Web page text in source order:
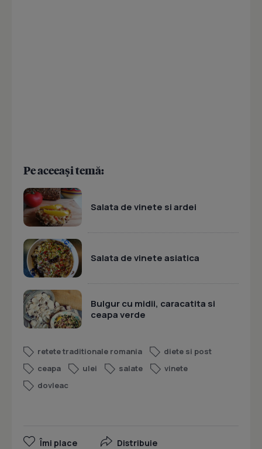
Pe aceeași temă:
Salata de vinete si ardei
Salata de vinete asiatica
Bulgur cu midii, caracatita si
ceapa verde
retete traditionale romania
diete si post
ceapa
ulei salate
vinete
dovleac
Îmi place Distribuie